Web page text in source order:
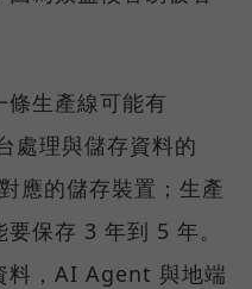
條生產線可能有
理與儲存資料的
應的儲存裝置；生產
保存 3 年到 5 年。
料，AI Agent 與地端